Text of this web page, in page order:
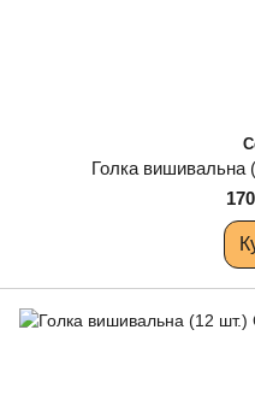
Голка вишивальна